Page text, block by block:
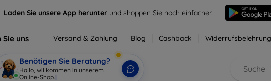
Laden Sie unsere App herunter und shoppen Sie noch einfacher.
Sie uns Versand & Zahlung Blog Cashback Widerrufsbelehrung
Benötigen Sie Beratung?
Hallo, willkommen in unserem
Online-Shop. |